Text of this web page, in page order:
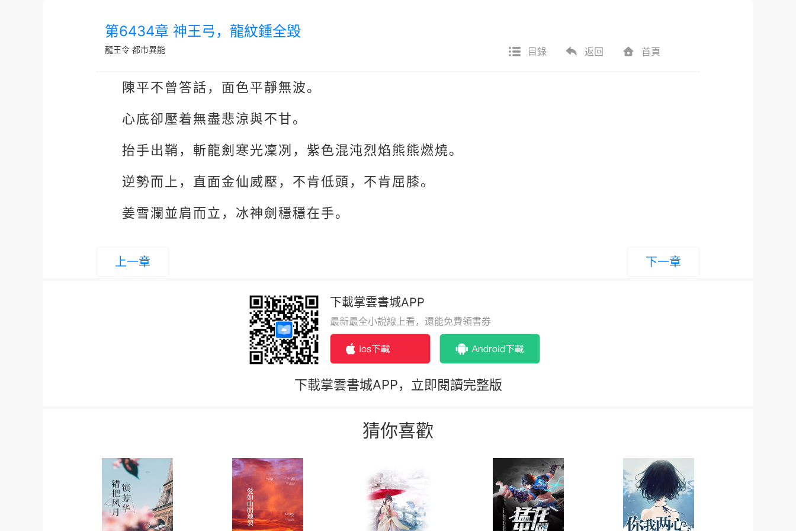
第6434章 神王弓，龍紋鍾全毀
龍王令 都市異能 目錄 返回 首頁
陳平不曾答話，面色平靜無波。
心底卻壓着無盡悲涼與不甘。
抬手出鞘，斬龍劍寒光凜冽，紫色混沌烈焰熊熊燃燒。
逆勢而上，直面金仙威壓，不肯低頭，不肯屈膝。
姜雪瀾並肩而立，冰神劍穩穩在手。
上一章 下一章
下載掌雲書城APP
最新最全小說線上看，還能免費領書券
下載掌雲書城APP，立即閱讀完整版
猜你喜歡